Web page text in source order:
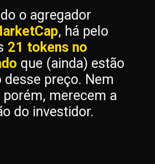
o agregador
, há pelo
21 tokens no
que (ainda) estão
desse preço. Nem
merecem a
do investidor.